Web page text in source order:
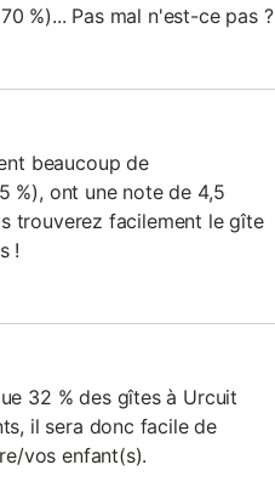
%)... Pas mal n'est-ce pas ?
beaucoup de
%), ont une note de 4,5
trouverez facilement le gîte
!
32 % des gîtes à Urcuit
il sera donc facile de
vos enfant(s).